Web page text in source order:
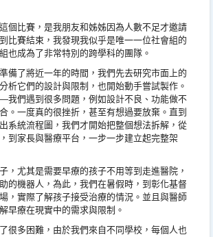
個比賽， 是我朋友和姊姊因為人數不足才邀請
比賽結束， 我發現我似乎是唯一一位社會組的
也成為了非常特別的跨學科的團隊。
備了將近一年的時間， 我們先去研究市面上的
析它們的設計與限制， 也開始動手嘗試製作。
們遇到很多問題， 例如設計不良、功能做不
。一度真的很挫折， 甚至有想過要放棄。直到
系統流程圖， 我們才開始把整個想法拆解，從
到家長與醫療平台，一步一步建立起完整架
，尤其是需要早療的孩子不用等到走進醫院，
的機器人，為此，我們在暑假時， 到彰化基督
，實際了解孩子接受治療的情況。 並且與醫師
早療在現實中的需求與限制。
很多困難，由於我們來自不同學校， 每個人也